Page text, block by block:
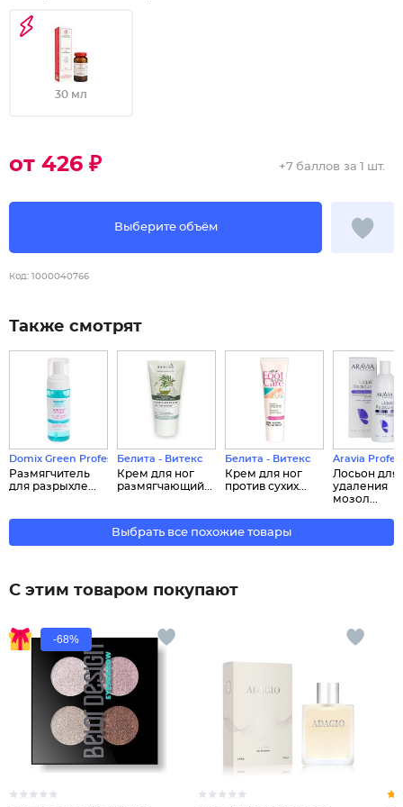
30 мл
от 426 ₽
Выберите объём
+7 баллов за 1 шт.
Код: 1000040766
Также смотрят
Domix Green Professional
Размягчитель
для разрыхле...
Белита - Витекс
Крем для ног
размягчающий...
Белита - Витекс
Крем для ног
против сухих...
Aravia
Лосьон для
удаления
мозол...
Выбрать все похожие товары
С этим товаром покупают
-68%